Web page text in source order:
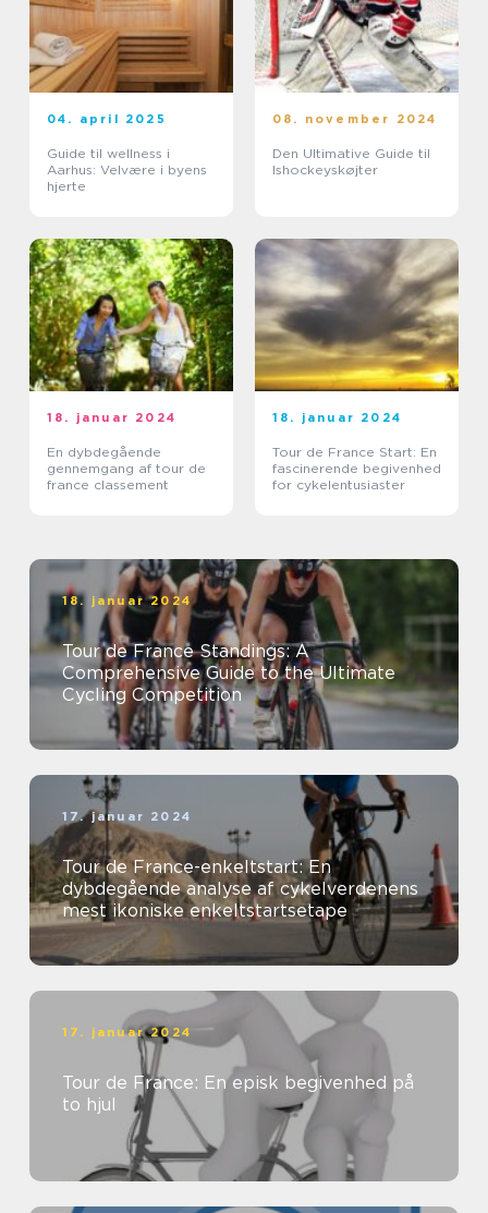
04. april 2025
Guide til wellness i
Aarhus: Velvære i byens
hjerte
08. november 2024
Den Ultimative Guide til
Ishockeyskøjter
18. januar 2024
En dybdegående
gennemgang af tour de
france classement
18. januar 2024
Tour de France Start: En
fascinerende begivenhed
for cykelentusiaster
18. januar 2024
Tour de France Standings: A
Comprehensive Guide to the Ultimate
Cycling Competition
17. januar 2024
Tour de France-enkeltstart: En
dybdegående analyse af cykelverdenens
mest ikoniske enkeltstartsetape
17. januar 2024
Tour de France: En episk begivenhed på
to hjul